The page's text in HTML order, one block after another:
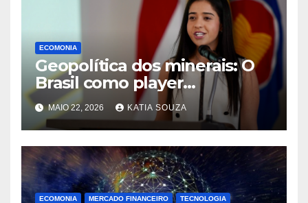
ECOMONIA
Geopolítica dos minerais: O
Brasil como player
estratégico no eixo com os
EUA
MAIO 22, 2026 KATIA SOUZA
ECOMONIA MERCADO FINANCEIRO TECNOLOGIA